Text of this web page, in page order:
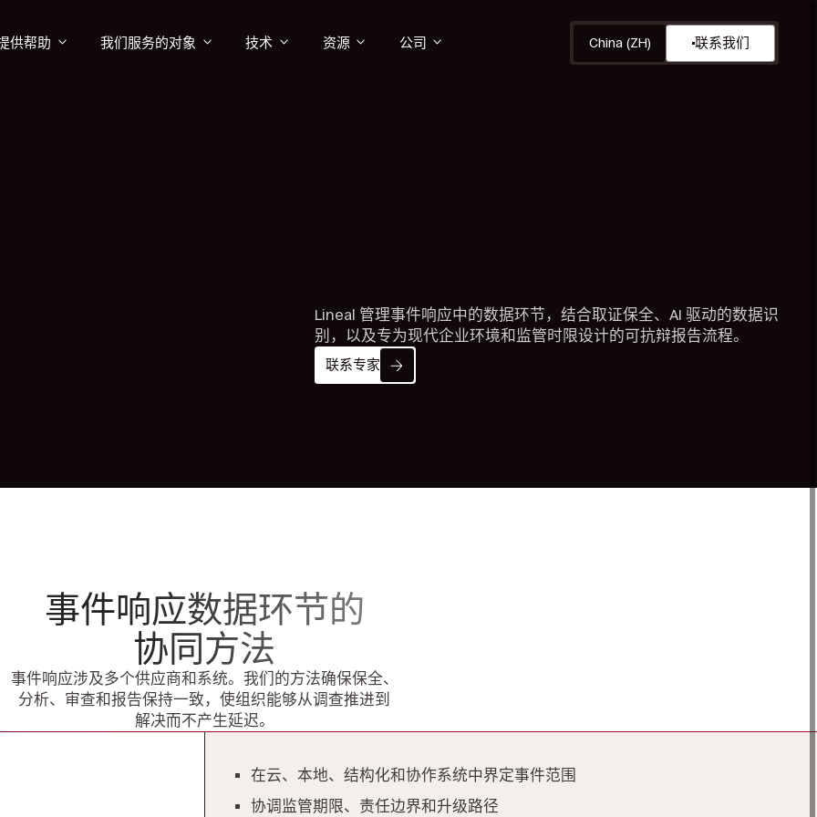
供帮助 我们服务的对象 技术 资源 公司 China (ZH) 联系我们
Lineal 管理事件响应中的数据环节，结合取证保全、AI 驱动的数据识
别，以及专为现代企业环境和监管时限设计的可抗辩报告流程。
联系专家
事件响应数据环节的
协同方法
事件响应涉及多个供应商和系统。我们的方法确保保全、
分析、审查和报告保持一致，使组织能够从调查推进到
解决而不产生延迟。
在云、本地、结构化和协作系统中界定事件范围
协调监管期限、责任边界和升级路径